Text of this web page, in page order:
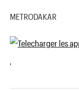
METRODAKAR
'